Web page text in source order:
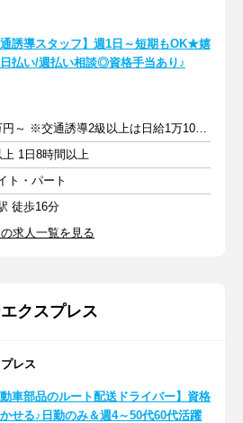
通誘導スタッフ】週1日～短期もOK★嬉
払い/週払い相談◎資格手当あり♪
日給1万円～ ※交通誘導2級以上は日給1万1000円～ +交通費
1日8時間以上
ト・パート
徒歩16分
求人一覧を見る
クスプレス
レス
動車部品のルート配送ドライバー】資格
せる♪日勤のみ＆週4～50代60代活躍